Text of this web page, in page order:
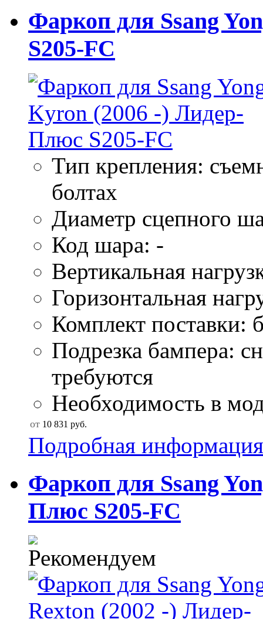
Фаркоп для Ssang
S205-FC
Тип крепления:
болтах
Диаметр сцепного
Код шара: -
Вертикальная
Горизонтальная
Комплект поставки:
Подрезка бампера:
требуются
Необходимость в
от 10 831 руб.
Подробная информация
Фаркоп для Ssang
Плюс S205-FC